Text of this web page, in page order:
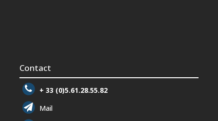
Contact
+ 33 (0)5.61.28.55.82
Mail